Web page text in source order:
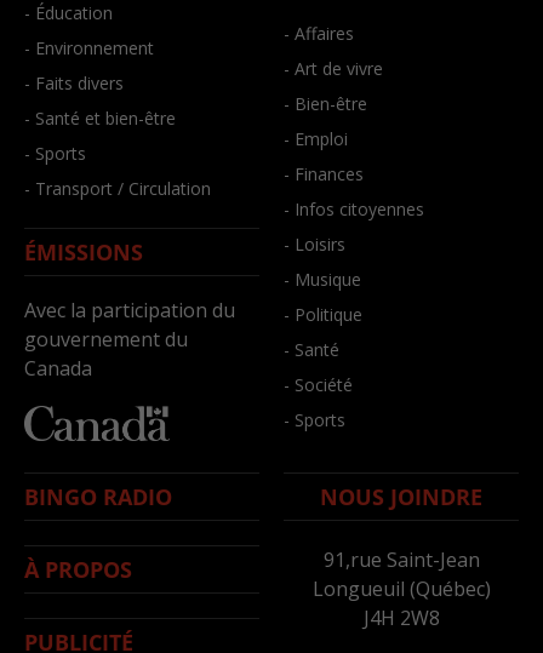
- Éducation
- Environnement
- Faits divers
- Santé et bien-être
- Sports
- Transport / Circulation
ÉMISSIONS
Avec la participation du
gouvernement du
Canada
- Affaires
- Art de vivre
- Bien-être
- Emploi
- Finances
- Infos citoyennes
- Loisirs
- Musique
- Politique
- Santé
- Société
- Sports
BINGO RADIO
À PROPOS
PUBLICITÉ
NOUS JOINDRE
91,rue Saint-Jean
Longueuil (Québec)
J4H 2W8